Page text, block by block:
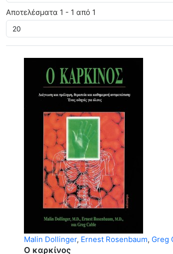
Αποτελέσματα 1 - 1 από 1
Malin Dollinger, Ernest Rosenbaum, Greg
Ο καρκίνος